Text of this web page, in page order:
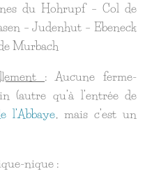
du Hohrupf – Col de
– Judenhut – Ebeneck
Murbach
: Aucune ferme-
(autre qu’à l’entrée de
l’Abbaye, mais c’est un
nique :